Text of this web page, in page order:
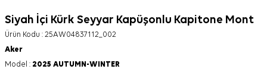
Siyah İçi Kürk Seyyar Kapüşonlu Kapitone Mont
Ürün Kodu : 25AW04837112_002
Aker
Model : 2025 AUTUMN-WINTER